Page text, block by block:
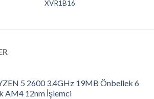
XVR1B16
5 2600 3.4GHz 19MB Önbellek 6
AM4 12nm İşlemci